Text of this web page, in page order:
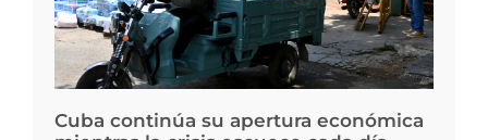
Cuba continúa su apertura económica